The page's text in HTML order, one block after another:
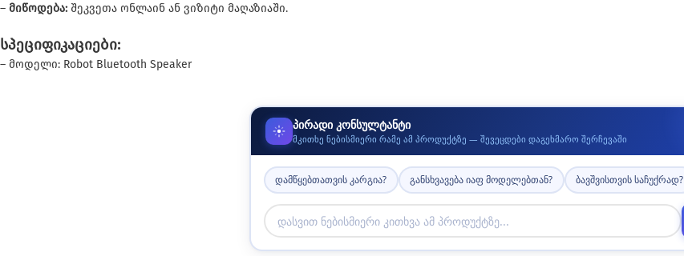
– მიწოდება: შეკვეთა ონლაინ ან ვიზიტი მაღაზიაში.
სპეციფიკაციები:
– მოდელი: Robot Bluetooth Speaker
პირადი კონსულტანტი
მკითხე ნებისმიერი რამე ამ პროდუქტზე — შევეცდები დაგეხმარო შერჩევაში
დამწყებთათვის კარგია? განსხვავება იაფ მოდელებთან? ბავშვისთვის საჩუქრად?